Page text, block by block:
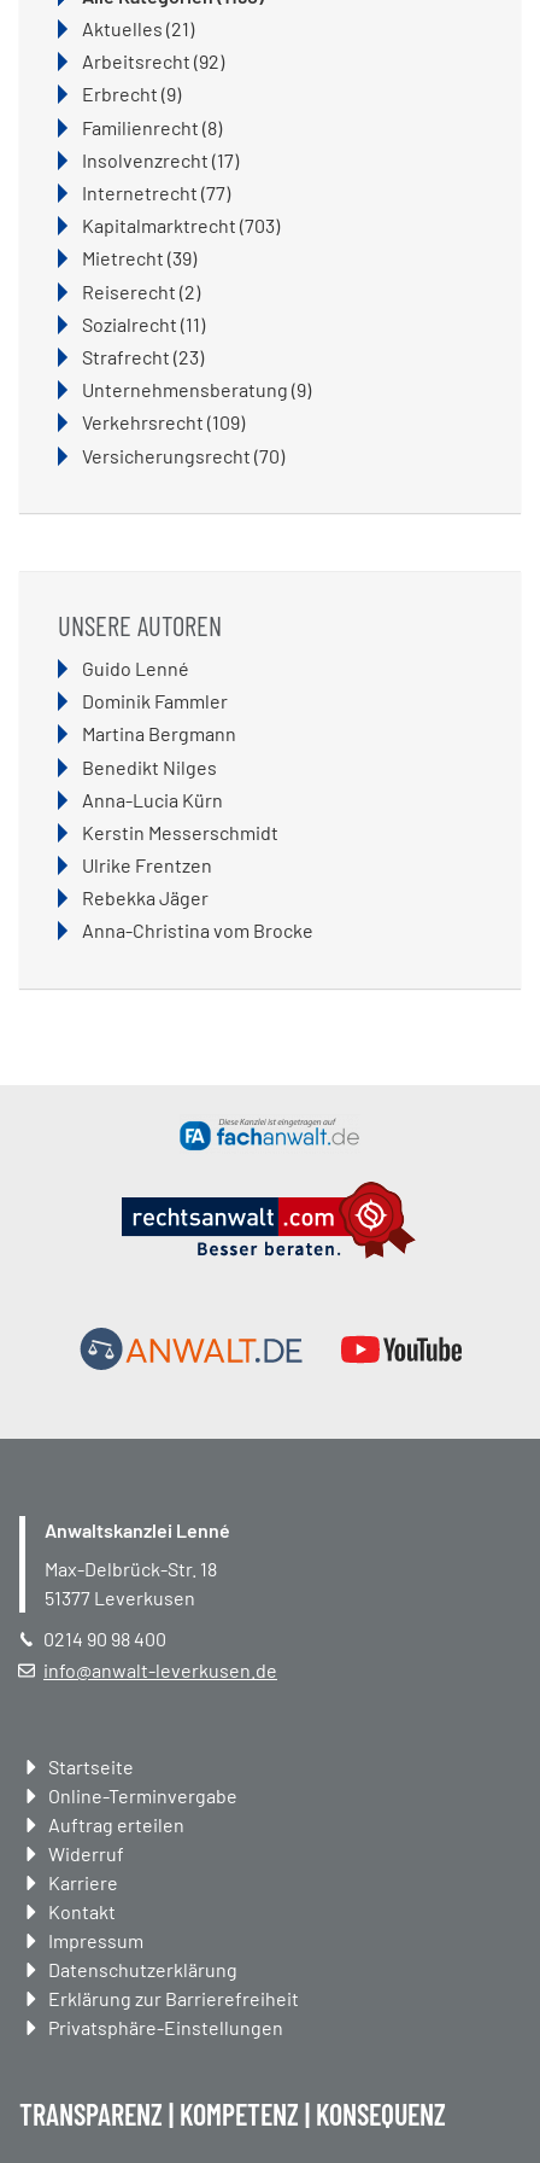
Aktuelles (21)
Arbeitsrecht (92)
Erbrecht (9)
Familienrecht (8)
Insolvenzrecht (17)
Internetrecht (77)
Kapitalmarktrecht (703)
Mietrecht (39)
Reiserecht (2)
Sozialrecht (11)
Strafrecht (23)
Unternehmensberatung (9)
Verkehrsrecht (109)
Versicherungsrecht (70)
UNSERE AUTOREN
Navigation
überspringen
Guido Lenné
Dominik Fammler
Martina Bergmann
Benedikt Nilges
Anna-Lucia Kürn
Kerstin Messerschmidt
Ulrike Frentzen
Rebekka Jäger
Anna-Christina vom Brocke
Anwaltskanzlei Lenné
Max-Delbrück-Str. 18
51377 Leverkusen
0214 90 98 400
info@anwalt-leverkusen.de
Navigation
überspringen
Startseite
Online-Terminvergabe
Auftrag erteilen
Widerruf
Karriere
Kontakt
Impressum
Datenschutzerklärung
Erklärung zur Barrierefreiheit
Privatsphäre-Einstellungen
TRANSPARENZ | KOMPETENZ | KONSEQUENZ